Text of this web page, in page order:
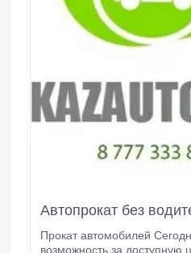
Автопрокат без
Прокат автомобилей
возможность за доступную цену, взять